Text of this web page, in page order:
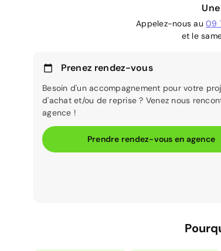
Appelez-nous au 09
et le
Prenez rendez-vous
Besoin d'un accompagnement pour votre
d'achat et/ou de reprise ? Venez nous
agence !
Prendre rendez-vous en agence